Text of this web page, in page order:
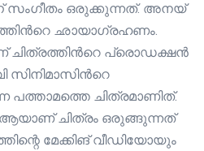
സംഗീതം ഒരുക്കുന്നത്. അനയ്
ഛായാഗ്രഹണം.
പ്രൊഡക്ഷന്‍
പത്താമത്തെ ചിത്രമാണിത്.
ചിത്രം ഒരുങ്ങുന്നത്
മേക്കിങ് വീഡിയോയും